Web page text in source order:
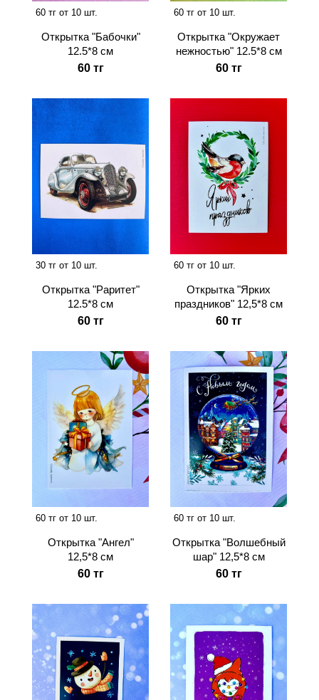
60 тг от 10 шт.
Открытка "Бабочки"
12.5*8 см
60 тг
60 тг от 10 шт.
Открытка "Окружает
нежностью" 12.5*8 см
60 тг
30 тг от 10 шт.
Открытка "Раритет"
12.5*8 см
60 тг
60 тг от 10 шт.
Открытка "Ярких
праздников" 12,5*8 см
60 тг
60 тг от 10 шт.
Открытка "Ангел"
12,5*8 см
60 тг
60 тг от 10 шт.
Открытка "Волшебный
шар" 12,5*8 см
60 тг